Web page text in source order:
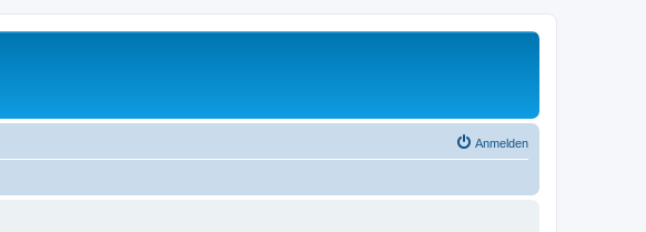
Anmelden